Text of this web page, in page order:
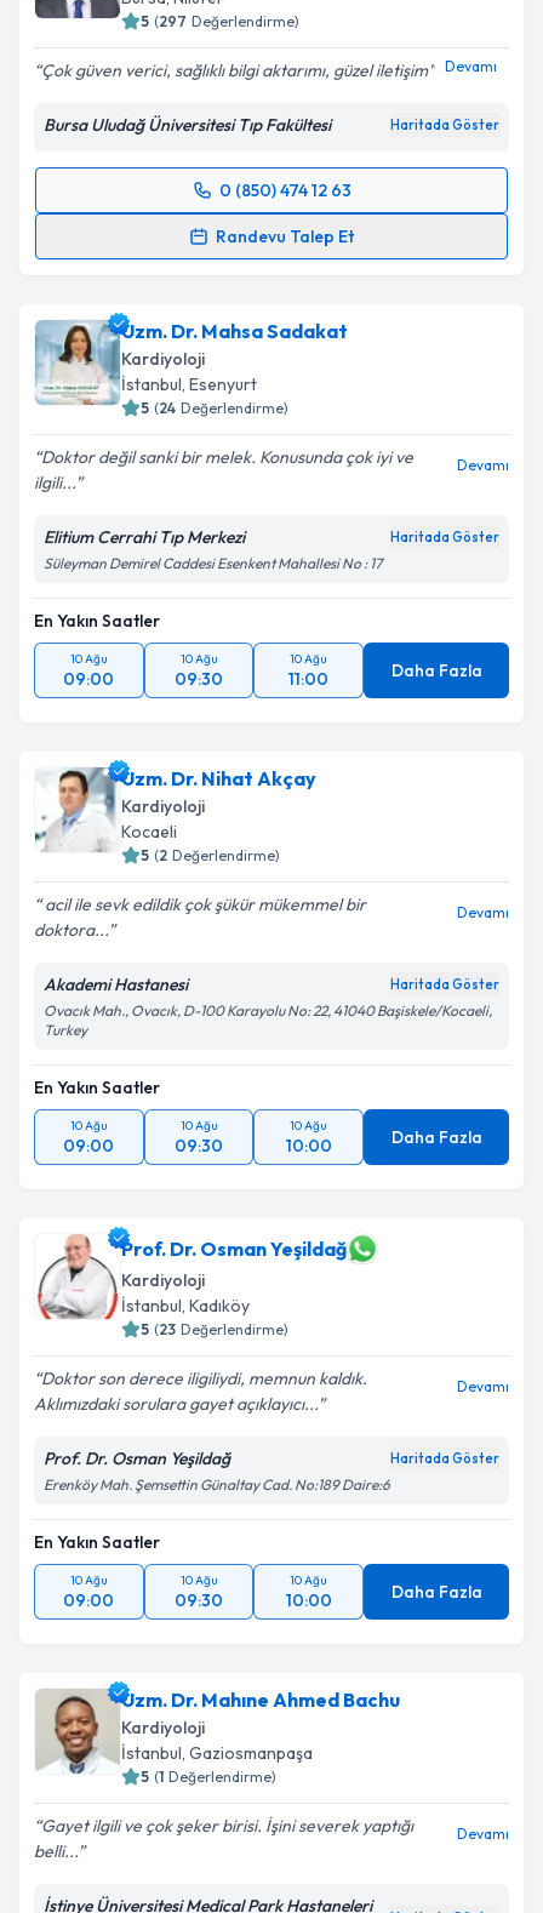
5 (297 Değerlendirme)
Çok güven verici, sağlıklı bilgi aktarımı, güzel iletişim Devamı
Bursa Uludağ Üniversitesi Tıp Fakültesi Haritada Göster
0 (850) 474 12 63
Randevu Talep Et
Randevu Takvimi Talebi
takvim hazırlandığında e-posta ile bilgilendireceğiz.
E-posta Adresiniz
kapsamda işlenmesini kabul ediyorum.
Uzm. Dr. Mahsa Sadakat
Kardiyoloji
İstanbul, Esenyurt
5 (24 Değerlendirme)
Doktor değil sanki bir melek. Konusunda çok iyi ve
ilgili...
Devamı
Elitium Cerrahi Tıp Merkezi Haritada Göster
Süleyman Demirel Caddesi Esenkent Mahallesi No : 17
En Yakın Saatler
10 Ağu
09:00
10 Ağu
09:30
10 Ağu
11:00 Daha Fazla
Uzm. Dr. Nihat Akçay
Kardiyoloji
Kocaeli
5 (2 Değerlendirme)
acil ile sevk edildik çok şükür mükemmel bir
doktora...
Devamı
Akademi Hastanesi Haritada Göster
Ovacık Mah., Ovacık, D-100 Karayolu No: 22, 41040 Başiskele/Kocaeli,
Turkey
En Yakın Saatler
10 Ağu
09:00
10 Ağu
09:30
10 Ağu
10:00 Daha Fazla
Prof. Dr. Osman Yeşildağ
Kardiyoloji
İstanbul, Kadıköy
5 (23 Değerlendirme)
Doktor son derece iligiliydi, memnun kaldık.
Aklımızdaki sorulara gayet açıklayıcı...
Devamı
Prof. Dr. Osman Yeşildağ Haritada Göster
Erenköy Mah. Şemsettin Günaltay Cad. No:189 Daire:6
En Yakın Saatler
10 Ağu
09:00
10 Ağu
09:30
10 Ağu
10:00 Daha Fazla
Uzm. Dr. Mahıne Ahmed Bachu
Kardiyoloji
İstanbul, Gaziosmanpaşa
5 (1 Değerlendirme)
Gayet ilgili ve çok şeker birisi. İşini severek yaptığı
belli...
Devamı
İstinye Üniversitesi Medical Park Hastaneleri